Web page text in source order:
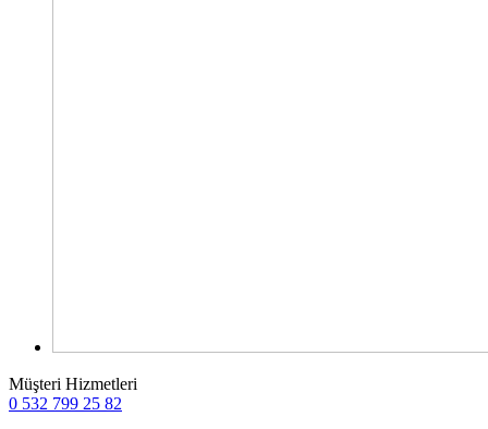
Müşteri Hizmetleri
0 532 799 25 82